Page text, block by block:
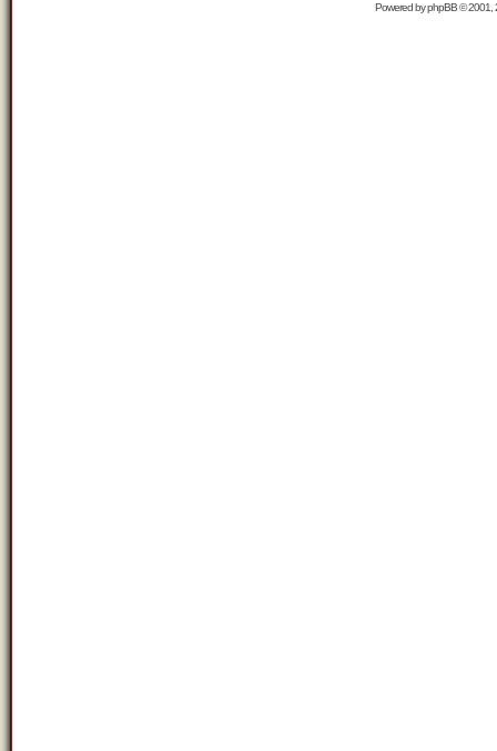
Powered byphpBB© 2001,